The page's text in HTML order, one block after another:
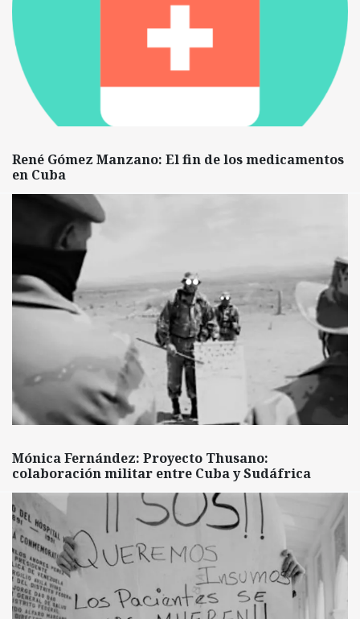
René Gómez Manzano: El fin de los medicamentos
en Cuba
Mónica Fernández: Proyecto Thusano:
colaboración militar entre Cuba y Sudáfrica